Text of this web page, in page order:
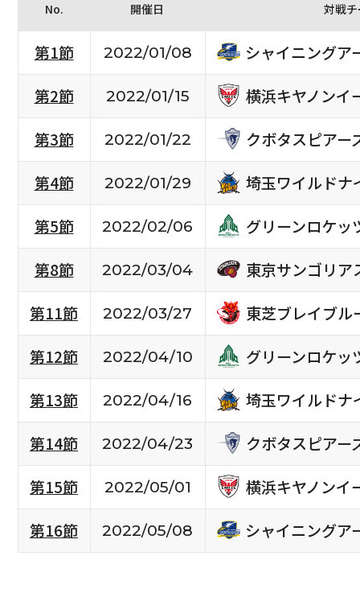
No. 開催日 対戦
第1節 2022/01/08
シャイニングア
第2節
2022/01/15
横浜キヤノンイ
第3節
2022/01/22
クボタスピアー
第4節
2022/01/29
埼玉ワイルドナ
第5節
2022/02/06
グリーンロケッ
第8節
2022/03/04
東京サンゴリア
第11節
2022/03/27
東芝ブレイブル
第12節
2022/04/10
グリーンロケッ
第13節
2022/04/16
埼玉ワイルドナ
第14節
2022/04/23
クボタスピアー
第15節
2022/05/01
横浜キヤノンイ
第16節
2022/05/08 シャイニングア